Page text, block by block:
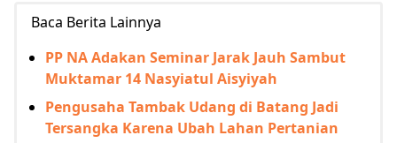
Baca Berita Lainnya
PP NA Adakan Seminar Jarak Jauh Sambut
Muktamar 14 Nasyiatul Aisyiyah
Pengusaha Tambak Udang di Batang Jadi
Tersangka Karena Ubah Lahan Pertanian